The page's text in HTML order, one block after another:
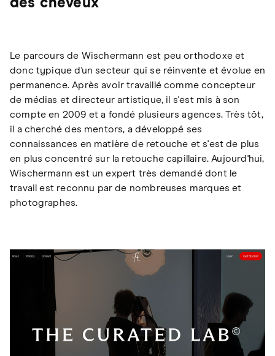
des cheveux
Le parcours de Wischermann est peu orthodoxe et
donc typique d'un secteur qui se réinvente et évolue en
permanence. Après avoir travaillé comme concepteur
de médias et directeur artistique, il s'est mis à son
compte en 2009 et a fondé plusieurs agences. Très tôt,
il a cherché des mentors, a développé ses
connaissances en matière de retouche et s'est de plus
en plus concentré sur la retouche capillaire. Aujourd'hui,
Wischermann est un expert très demandé dont le
travail est reconnu par de nombreuses marques et
photographes.